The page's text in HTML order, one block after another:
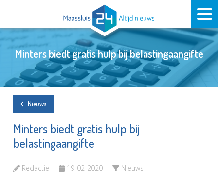
Minters biedt gratis hulp bij belastingaangifte
Nieuws
Minters biedt gratis hulp bij
belastingaangifte
Redactie 19-02-2020 Nieuws